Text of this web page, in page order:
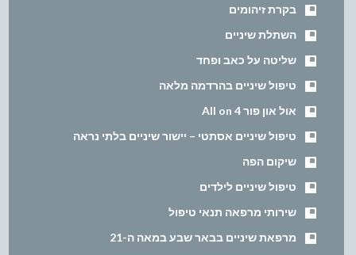
בקרת זיהומים
השתלת שיניים
שליטה על כאב ופחד
טיפול שיניים בהרדמה מלאה
אול און פור All on 4
טיפול שיניים אסתטי – יישור שיניים בלתי נראה
שיקום הפה
טיפול שיניים לילדים
שירותי מרפאה תנאי טיפול
מרפאת שיניים בבאר שבע במאה ה-21